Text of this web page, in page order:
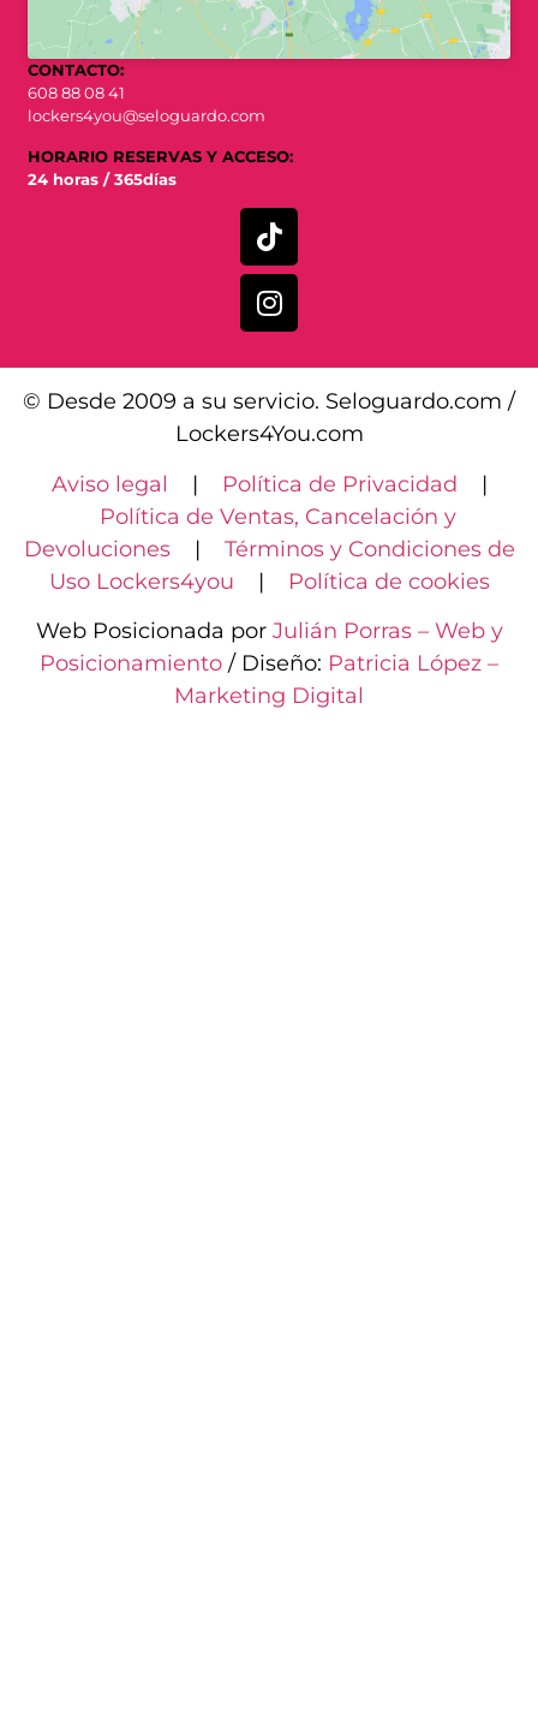
CONTACTO:
608 88 08 41
lockers4you@seloguardo.com
HORARIO RESERVAS Y ACCESO:
24 horas / 365días
© Desde 2009 a su servicio. Seloguardo.com /
Lockers4You.com
Aviso legal | Política de Privacidad |
Política de Ventas, Cancelación y
Devoluciones| Términos y Condiciones de
Uso Lockers4you |
Política de cookies
Web Posicionada por Julián Porras – Web y
Posicionamiento / Diseño: Patricia López –
Marketing Digital